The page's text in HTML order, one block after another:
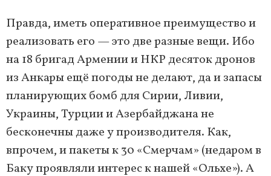
Правда, иметь оперативное преимущество и
реализовать его — это две разные вещи. Ибо
на 18 бригад Армении и НКР десяток дронов
из Анкары ещё погоды не делают, да и запасы
планирующих бомб для Сирии, Ливии,
Украины, Турции и Азербайджана не
бесконечны даже у производителя. Как,
впрочем, и пакеты к 30 «Смерчам» (недаром в
Баку проявляли интерес к нашей «Ольхе»). А